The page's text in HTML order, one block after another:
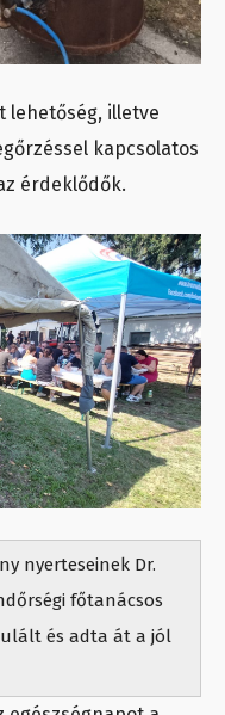
lehetőség, illetve
kapcsolatos
érdeklődők.
nyerteseinek Dr.
főtanácsos
és adta át a jól